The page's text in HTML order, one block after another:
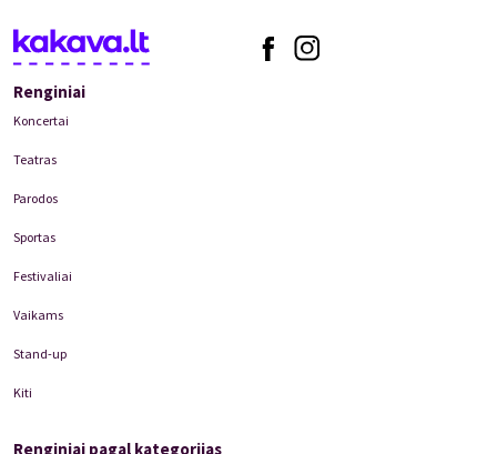
Renginiai
Koncertai
Teatras
Parodos
Sportas
Festivaliai
Vaikams
Stand-up
Kiti
Renginiai pagal kategorijas